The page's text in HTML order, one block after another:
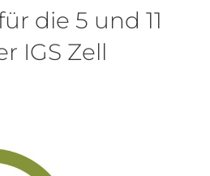
die 5 und 11
IGS Zell